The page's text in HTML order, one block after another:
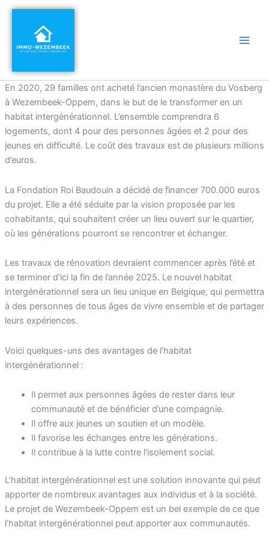
Aller
En 2020, 29 familles ont acheté l’ancien monastère du Vosberg
à Wezembeek-Oppem, dans le but de le transformer en un
habitat intergénérationnel. L’ensemble comprendra 6
logements, dont 4 pour des personnes âgées et 2 pour des
jeunes en difficulté. Le coût des travaux est de plusieurs millions
d’euros.
La Fondation Roi Baudouin a décidé de financer 700.000 euros
du projet. Elle a été séduite par la vision proposée par les
cohabitants, qui souhaitent créer un lieu ouvert sur le quartier,
où les générations pourront se rencontrer et échanger.
Les travaux de rénovation devraient commencer après l’été et
se terminer d’ici la fin de l’année 2025. Le nouvel habitat
intergénérationnel sera un lieu unique en Belgique, qui permettra
à des personnes de tous âges de vivre ensemble et de partager
leurs expériences.
Voici quelques-uns des avantages de l’habitat
intergénérationnel :
Il permet aux personnes âgées de rester dans leur
communauté et de bénéficier d’une compagnie.
Il offre aux jeunes un soutien et un modèle.
Il favorise les échanges entre les générations.
Il contribue à la lutte contre l’isolement social.
L’habitat intergénérationnel est une solution innovante qui peut
apporter de nombreux avantages aux individus et à la société.
Le projet de Wezembeek-Oppem est un bel exemple de ce que
l’habitat intergénérationnel peut apporter aux communautés.